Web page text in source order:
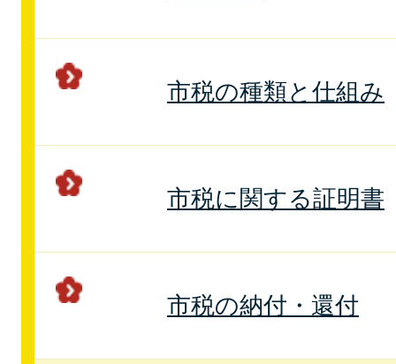
市税の種類と仕組み
市税に関する証明書
市税の納付・還付